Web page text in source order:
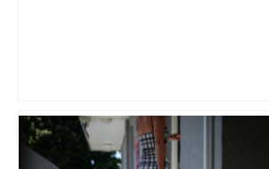
« Rien d'inquiétant » pour Guillaume
Restes, le gardien de Toulouse, après